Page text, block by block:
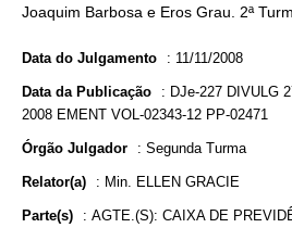
Joaquim Barbosa e Eros Grau. 2ª
Data do Julgamento : 11/11/2008
Data da Publicação : DJe-227 DIVULG
2008 EMENT VOL-02343-12 PP-02471
Órgão Julgador : Segunda Turma
Relator(a) : Min. ELLEN GRACIE
Parte(s) : AGTE.(S): CAIXA DE